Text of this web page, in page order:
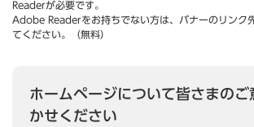
Readerが必要です。
Adobe Readerをお持ちでない方は、バナーのリンク
てください。（無料）
ホームページについて皆さまのご
かせください